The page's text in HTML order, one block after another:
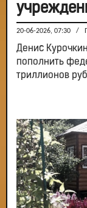
20-06-2026, 07:30 /
Денис
пополнить
триллионов